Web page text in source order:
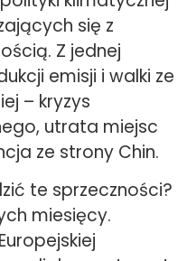
się z
Z jednej
emisji i walki ze
– kryzys
utrata miejsc
ze strony Chin.
te sprzeczności?
miesięcy.